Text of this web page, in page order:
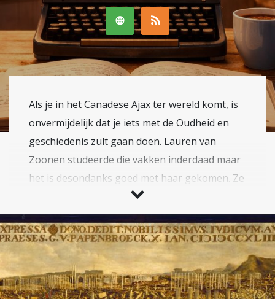
Als je in het Canadese Ajax ter wereld komt, is
onvermijdelijk dat je iets met de Oudheid en
geschiedenis zult gaan doen. Lauren van
Zoonen studeerde die vakken inderdaad maar
het is desondanks goed met haar gekomen. Ze
schrijft graag over musea, kunst en cultuur.